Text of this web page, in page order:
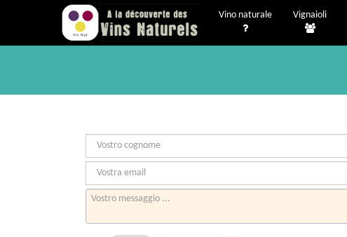
Vino naturale Vignaioli